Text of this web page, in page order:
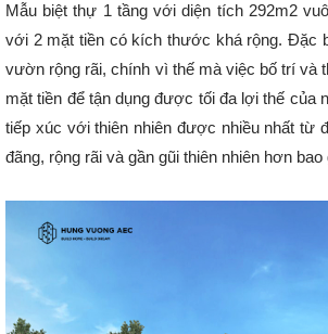
Mẫu biệt thự 1 tầng với diện tích 292m2
với 2 mặt tiền có kích thước khá rộng. Đặc
vườn rộng rãi, chính vì thế mà việc bố trí và
mặt tiền để tận dụng được tối đa lợi thế của
tiếp xúc với thiên nhiên được nhiều nhất từ
đãng, rộng rãi và gần gũi thiên nhiên hơn bao